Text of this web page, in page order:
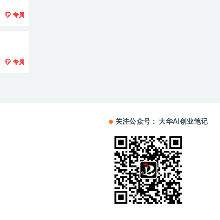
专属
专属
关注公众号： 大华AI创业笔记